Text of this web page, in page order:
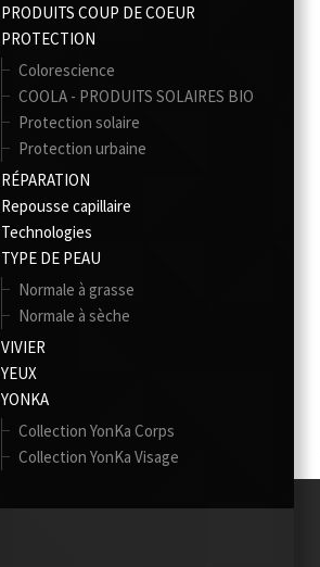
PRODUITS COUP DE COEUR
PROTECTION
Colorescience
COOLA - PRODUITS SOLAIRES BIO
Protection solaire
Protection urbaine
RÉPARATION
Repousse capillaire
Technologies
TYPE DE PEAU
Normale à grasse
Normale à sèche
VIVIER
YEUX
YONKA
Collection YonKa Corps
Collection YonKa Visage